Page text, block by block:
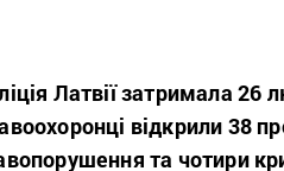
Латвії затримала 26
відкрили 38
та чотири